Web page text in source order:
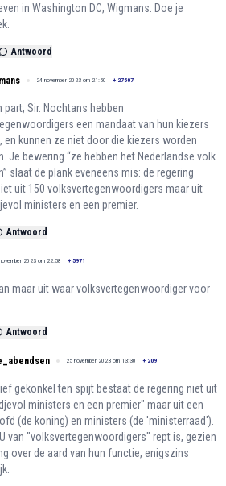
in Washington DC, Wigmans. Doe je
Antwoord
24 november 2023 om 21:50 + 27507
part, Sir. Nochtans hebben
een mandaat van hun kiezers
en kunnen ze niet door die kiezers worden
Je bewering “ze hebben het Nederlandse volk
slaat de plank eveneens mis: de regering
uit 150 volksvertegenwoordigers maar uit
ministers en een premier.
Antwoord
2023 om 22:58 + 5971
maar uit waar volksvertegenwoordiger voor
Antwoord
25 november 2023 om 13:30 + 209
gekonkel ten spijt bestaat de regering niet uit
ministers en een premier" maar uit een
(de koning) en ministers (de 'ministerraad').
van "volksvertegenwoordigers" rept is, gezien
over de aard van hun functie, enigszins